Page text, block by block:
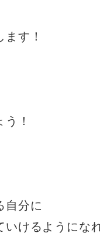
す！
！
自分に
いけるようにな